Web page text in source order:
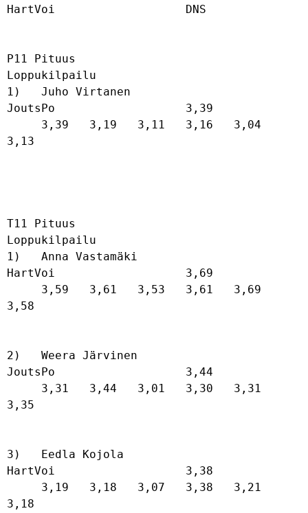
HartVoi                   DNS
P11 Pituus
Loppukilpailu
1)   Juho Virtanen
JoutsPo                   3,39
3,13
T11 Pituus
Loppukilpailu
1)   Anna Vastamäki
HartVoi                   3,69
3,58
2)   Weera Järvinen
JoutsPo                   3,44
3,35
3)   Eedla Kojola
HartVoi                   3,38
3,18